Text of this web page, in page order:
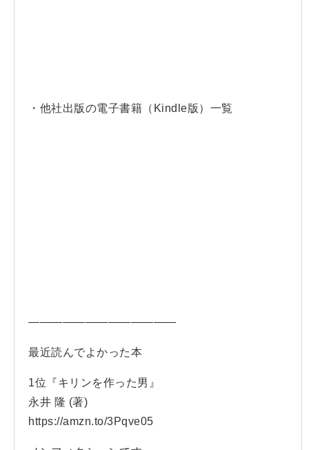
・他社出版の電子書籍（Kindle版）一覧
—————————————
最近読んでよかった本
1位『キリンを作った男』
永井 隆 (著)
https://amzn.to/3Pqve05